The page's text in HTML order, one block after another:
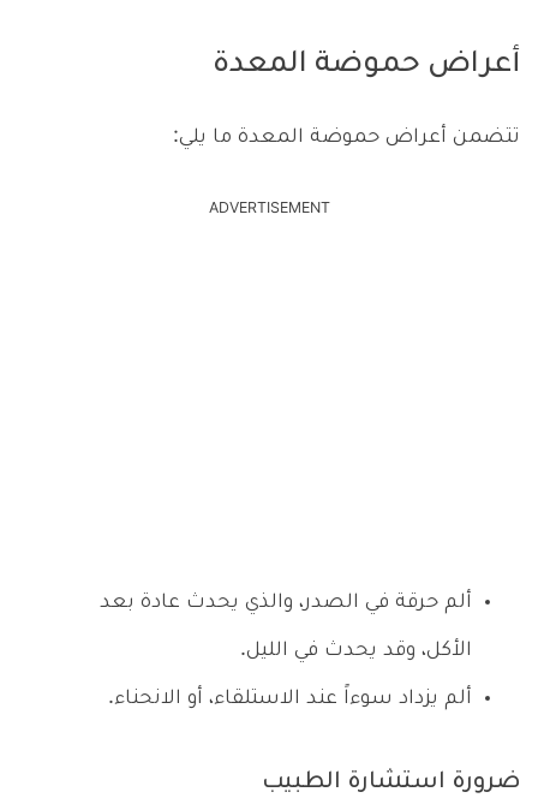
أعراض حموضة المعدة
تتضمن أعراض حموضة المعدة ما يلي:
ADVERTISEMENT
ألم حرقة في الصدر، والذي يحدث عادة بعد
الأكل، وقد يحدث في الليل.
ألم يزداد سوءاً عند الاستلقاء، أو الانحناء.
ضرورة استشارة الطبيب